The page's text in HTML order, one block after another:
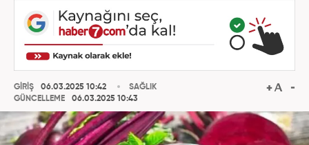
GİRİŞ
06.03.2025 10:42
GÜNCELLEME
06.03.2025 10:43
SAĞLIK